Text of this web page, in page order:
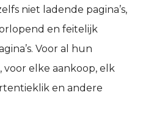
niet ladende pagina’s,
en feitelijk
Voor al hun
elke aankoop, elk
en andere